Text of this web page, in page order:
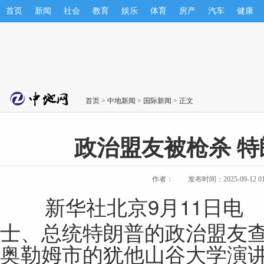
首页 新闻 社会 教育 娱乐 体育 房产 汽车 健康
首页 > 中地新闻 > 国际新闻 > 正文
政治盟友被枪杀
作者： 发布时间：2025-09-12
新华社北京9月11日电
士、总统特朗普的政治盟友
奥勒姆市的犹他山谷大学演